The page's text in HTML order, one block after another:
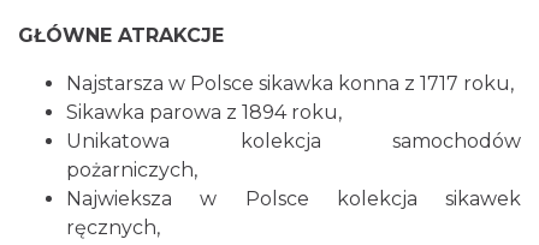
GŁÓWNE ATRAKCJE
Najstarsza w Polsce sikawka konna z 1717 roku,
Sikawka parowa z 1894 roku,
Unikatowa kolekcja samochodów
pożarniczych,
Najwieksza w Polsce kolekcja sikawek
ręcznych,